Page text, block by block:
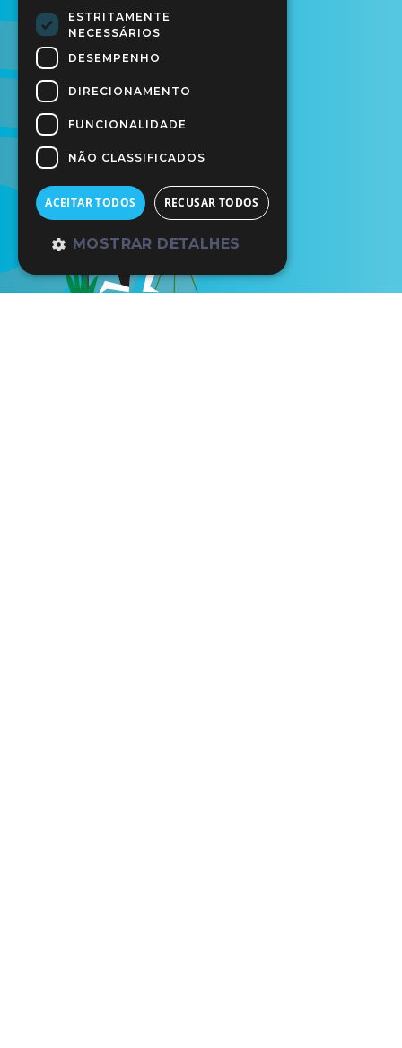
ESTRITAMENTE
NECESSÁRIOS
DESEMPENHO
DIRECIONAMENTO
FUNCIONALIDADE
NÃO CLASSIFICADOS
ACEITAR TODOS RECUSAR TODOS
MOSTRAR DETALHES